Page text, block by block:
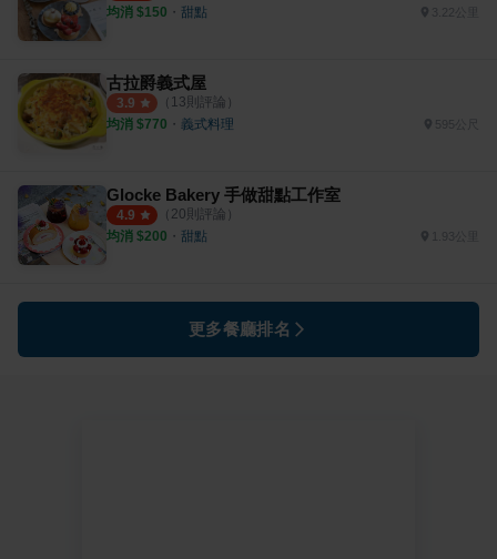
均消 $150 ・ 甜點
古拉爵義式屋
3.9 （ 13則評論）
均消 $770 ・ 義式料理 595公尺
Glocke Bakery 手做甜點工作室
4.9 （ 20則評論）
均消 $200 ・ 甜點
更多餐廳排名